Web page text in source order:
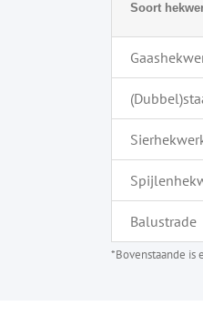
Soort
Balustrade
*Bovenstaande is